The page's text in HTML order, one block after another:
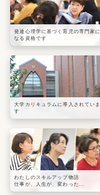
発達心理学に基づく育児の専門家に
なる資格です
大学カリキュラムに導入されていま
す
わたしのスキルアップ物語
仕事が、人生が、変わった...